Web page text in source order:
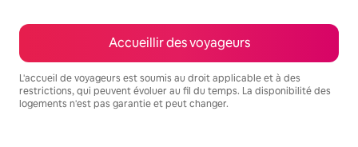
Accueillir des voyageurs
L'accueil de voyageurs est soumis au droit applicable et à des
restrictions, qui peuvent évoluer au fil du temps. La disponibilité des
logements n'est pas garantie et peut changer.